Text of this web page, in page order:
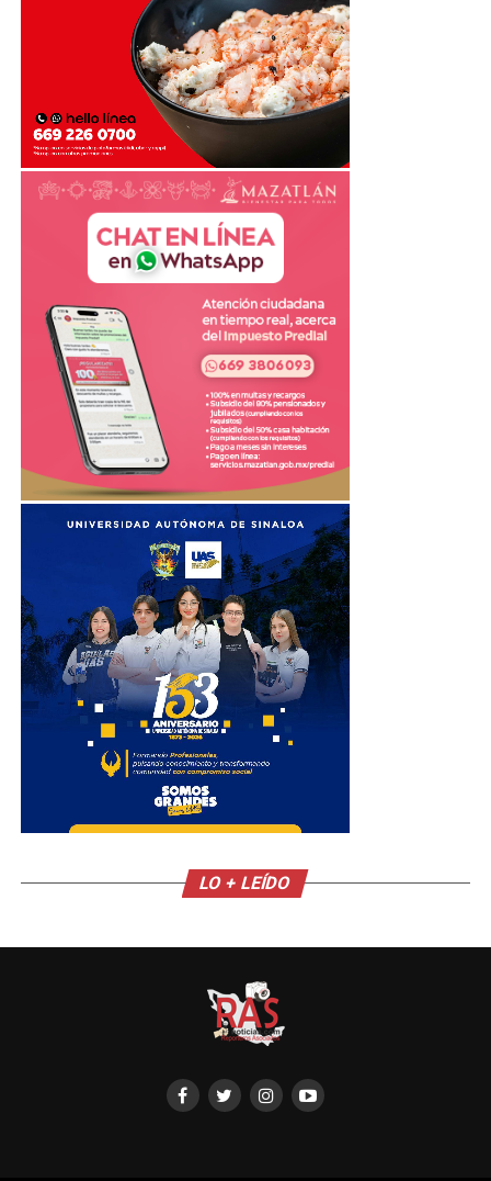
LO + LEÍDO